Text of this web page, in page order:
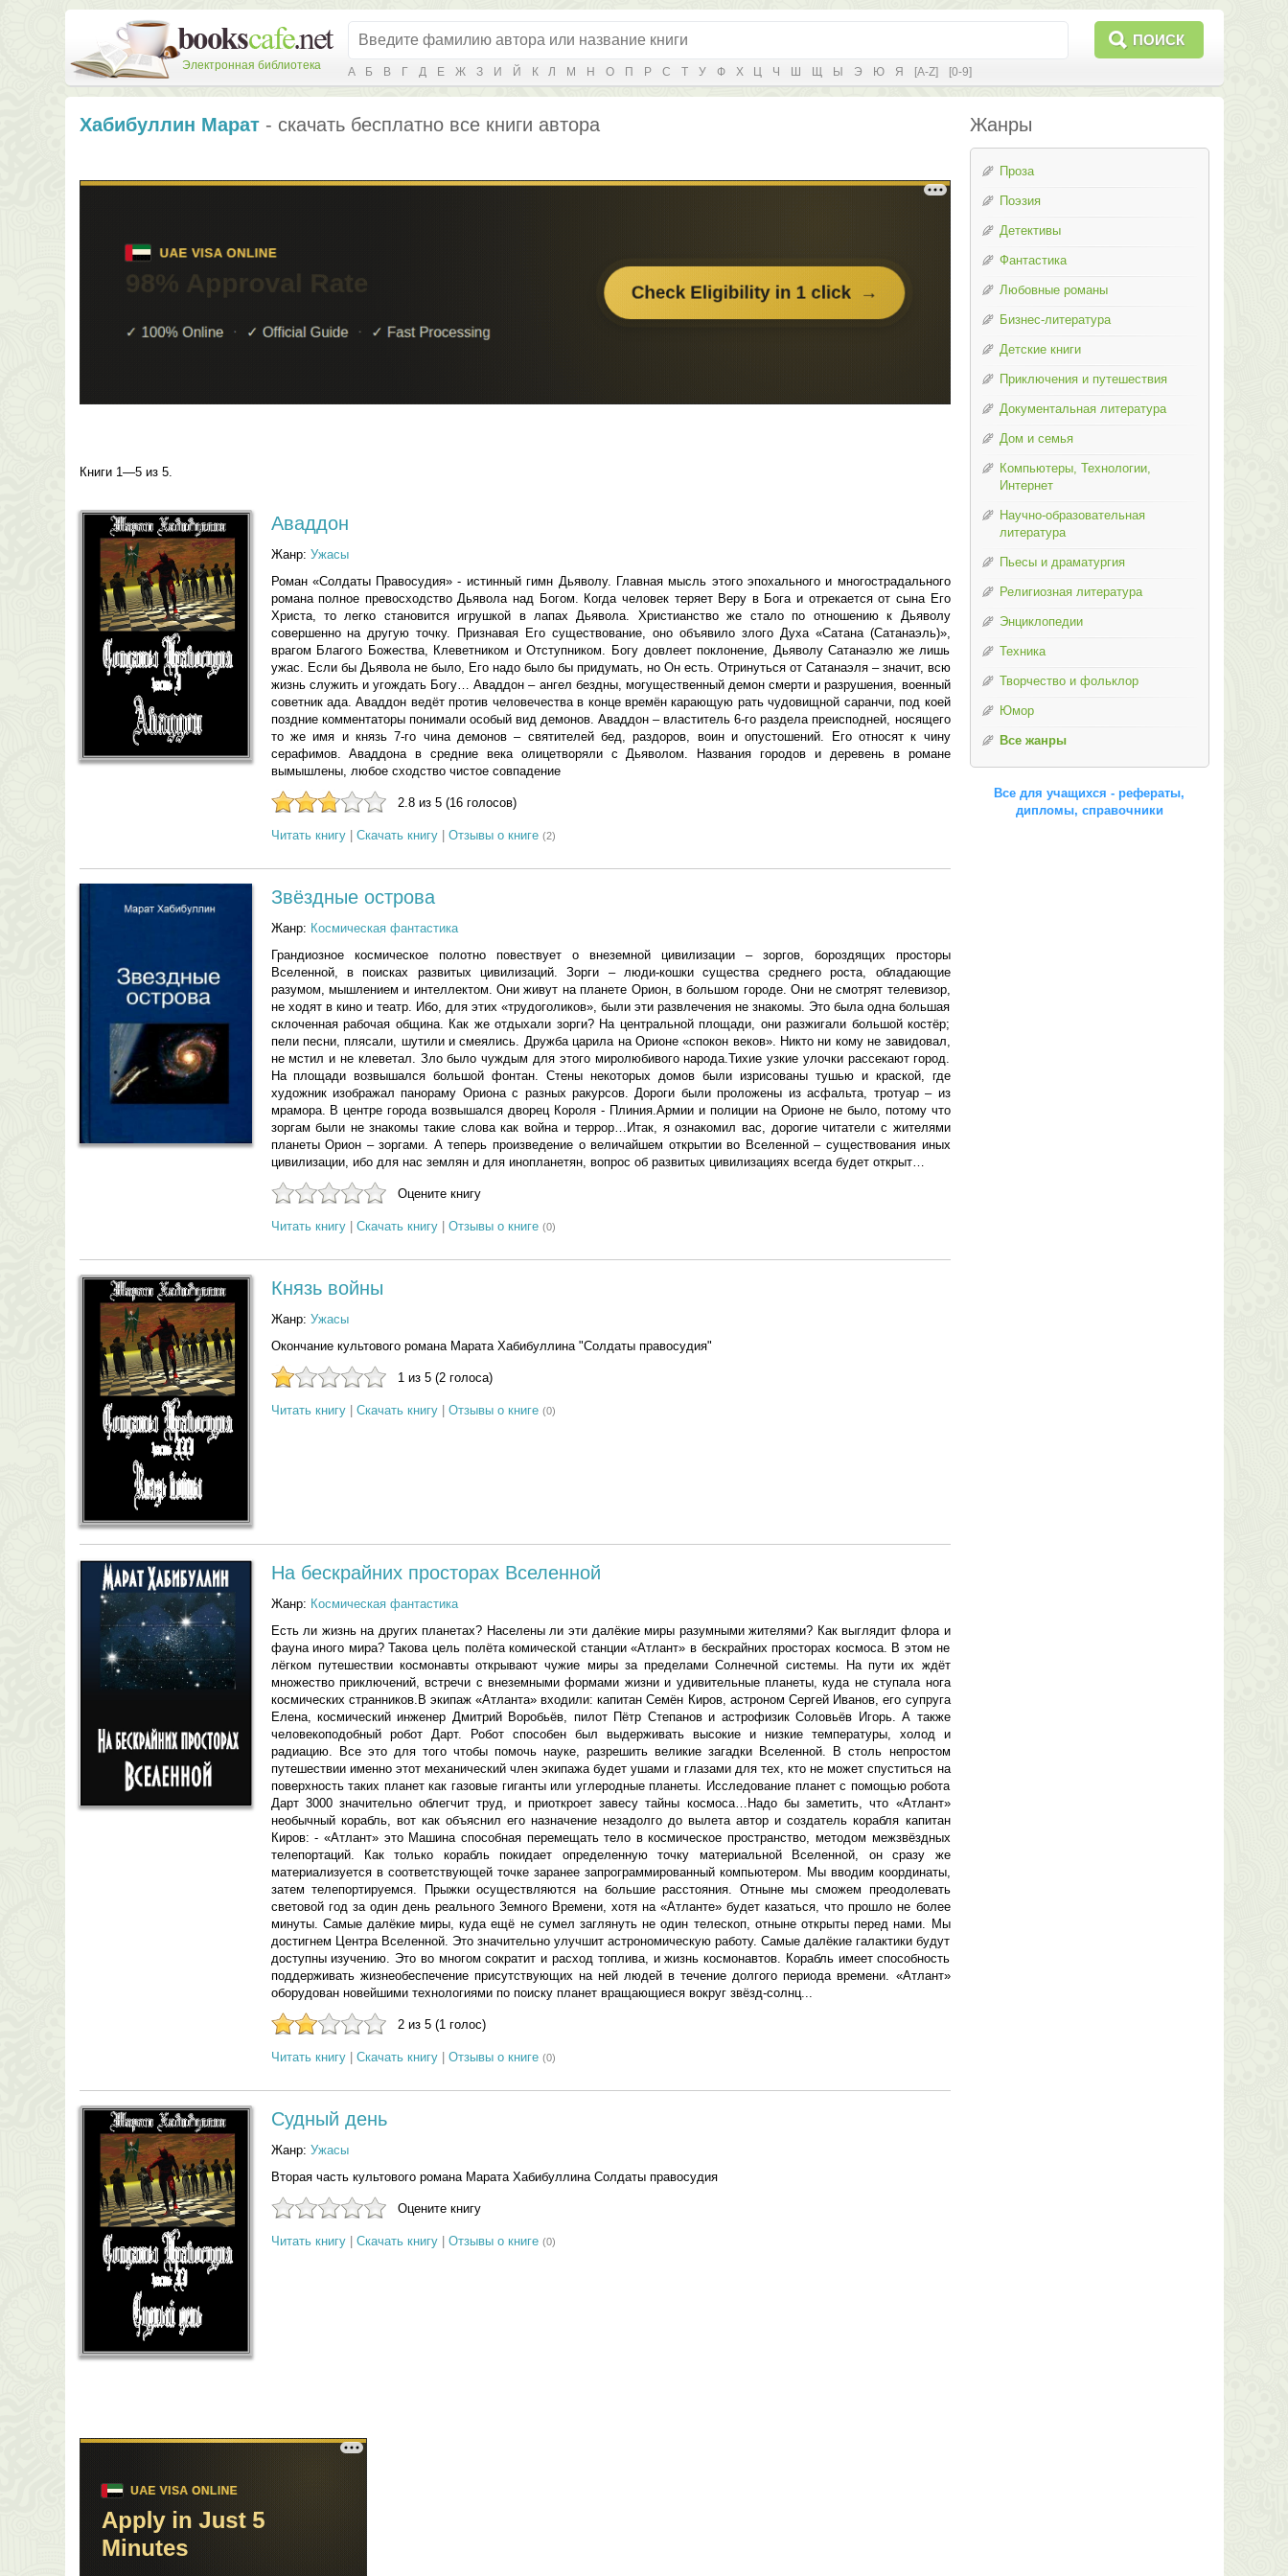
Электронная библиотека
ПОИСК
А Б В Г Д Е Ж З И Й К Л М Н О П Р С Т У Ф Х Ц Ч Ш Щ Ы Э Ю Я [A-Z] [0-9]
Хабибуллин Марат- скачать бесплатно все книги автора
Книги 1—5 из 5.
Аваддон
Жанр: Ужасы
Роман «Солдаты Правосудия» - истинный гимн Дьяволу. Главная мысль этого эпохального и многострадального
романа полное превосходство Дьявола над Богом. Когда человек теряет Веру в Бога и отрекается от сына Его
Христа, то легко становится игрушкой в лапах Дьявола. Христианство же стало по отношению к Дьяволу
совершенно на другую точку. Признавая Его существование, оно объявило злого Духа «Сатана (Сатанаэль)»,
врагом Благого Божества, Клеветником и Отступником. Богу довлеет поклонение, Дьяволу Сатанаэлю же лишь
ужас. Если бы Дьявола не было, Его надо было бы придумать, но Он есть. Отринуться от Сатанаэля – значит, всю
жизнь служить и угождать Богу… Аваддон – ангел бездны, могущественный демон смерти и разрушения, военный
советник ада. Аваддон ведёт против человечества в конце времён карающую рать чудовищной саранчи, под коей
поздние комментаторы понимали особый вид демонов. Аваддон – властитель 6-го раздела преисподней, носящего
то же имя и князь 7-го чина демонов – святителей бед, раздоров, воин и опустошений. Его относят к чину
серафимов. Аваддона в средние века олицетворяли с Дьяволом. Названия городов и деревень в романе
вымышлены, любое сходство чистое совпадение
2.8 из 5 (16 голосов)
Читать книгу| Скачать книгу| Отзывы о книге (2)
Звёздные острова
Жанр: Космическая фантастика
Грандиозное космическое полотно повествует о внеземной цивилизации – зоргов, бороздящих просторы
Вселенной, в поисках развитых цивилизаций. Зорги – люди-кошки существа среднего роста, обладающие
разумом, мышлением и интеллектом. Они живут на планете Орион, в большом городе. Они не смотрят телевизор,
не ходят в кино и театр. Ибо, для этих «трудоголиков», были эти развлечения не знакомы. Это была одна большая
склоченная рабочая община. Как же отдыхали зорги? На центральной площади, они разжигали большой костёр;
пели песни, плясали, шутили и смеялись. Дружба царила на Орионе «спокон веков». Никто ни кому не завидовал,
не мстил и не клеветал. Зло было чуждым для этого миролюбивого народа.Тихие узкие улочки рассекают город.
На площади возвышался большой фонтан. Стены некоторых домов были изрисованы тушью и краской, где
художник изображал панораму Ориона с разных ракурсов. Дороги были проложены из асфальта, тротуар – из
мрамора. В центре города возвышался дворец Короля - Плиния.Армии и полиции на Орионе не было, потому что
зоргам были не знакомы такие слова как война и террор…Итак, я ознакомил вас, дорогие читатели с жителями
планеты Орион – зоргами. А теперь произведение о величайшем открытии во Вселенной – существования иных
цивилизации, ибо для нас землян и для инопланетян, вопрос об развитых цивилизациях всегда будет открыт…
Оцените книгу
Читать книгу| Скачать книгу| Отзывы о книге (0)
Князь войны
Жанр: Ужасы
Окончание культового романа Марата Хабибуллина "Солдаты правосудия"
1 из 5 (2 голоса)
Читать книгу| Скачать книгу| Отзывы о книге (0)
На бескрайних просторах Вселенной
Жанр: Космическая фантастика
Есть ли жизнь на других планетах? Населены ли эти далёкие миры разумными жителями? Как выглядит флора и
фауна иного мира? Такова цель полёта комической станции «Атлант» в бескрайних просторах космоса. В этом не
лёгком путешествии космонавты открывают чужие миры за пределами Солнечной системы. На пути их ждёт
множество приключений, встречи с внеземными формами жизни и удивительные планеты, куда не ступала нога
космических странников.В экипаж «Атланта» входили: капитан Семён Киров, астроном Сергей Иванов, его супруга
Елена, космический инженер Дмитрий Воробьёв, пилот Пётр Степанов и астрофизик Соловьёв Игорь. А также
человекоподобный робот Дарт. Робот способен был выдерживать высокие и низкие температуры, холод и
радиацию. Все это для того чтобы помочь науке, разрешить великие загадки Вселенной. В столь непростом
путешествии именно этот механический член экипажа будет ушами и глазами для тех, кто не может спуститься на
поверхность таких планет как газовые гиганты или углеродные планеты. Исследование планет с помощью робота
Дарт 3000 значительно облегчит труд, и приоткроет завесу тайны космоса…Надо бы заметить, что «Атлант»
необычный корабль, вот как объяснил его назначение незадолго до вылета автор и создатель корабля капитан
Киров: - «Атлант» это Машина способная перемещать тело в космическое пространство, методом межзвёздных
телепортаций. Как только корабль покидает определенную точку материальной Вселенной, он сразу же
материализуется в соответствующей точке заранее запрограммированный компьютером. Мы вводим координаты,
затем телепортируемся. Прыжки осуществляются на большие расстояния. Отныне мы сможем преодолевать
световой год за один день реального Земного Времени, хотя на «Атланте» будет казаться, что прошло не более
минуты. Самые далёкие миры, куда ещё не сумел заглянуть не один телескоп, отныне открыты перед нами. Мы
достигнем Центра Вселенной. Это значительно улучшит астрономическую работу. Самые далёкие галактики будут
доступны изучению. Это во многом сократит и расход топлива, и жизнь космонавтов. Корабль имеет способность
поддерживать жизнеобеспечение присутствующих на ней людей в течение долгого периода времени. «Атлант»
оборудован новейшими технологиями по поиску планет вращающиеся вокруг звёзд-солнц...
2 из 5 (1 голос)
Читать книгу| Скачать книгу| Отзывы о книге (0)
Судный день
Жанр: Ужасы
Вторая часть культового романа Марата Хабибуллина Солдаты правосудия
Оцените книгу
Читать книгу| Скачать книгу| Отзывы о книге (0)
Жанры
Проза
Поэзия
Детективы
Фантастика
Любовные романы
Бизнес-литература
Детские книги
Приключения и путешествия
Документальная литература
Дом и семья
Компьютеры, Технологии,
Интернет
Научно-образовательная
литература
Пьесы и драматургия
Религиозная литература
Энциклопедии
Техника
Творчество и фольклор
Юмор
Все жанры
Все для учащихся - рефераты,
дипломы, справочники